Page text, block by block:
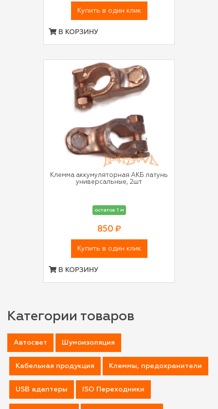
Купить в один клик
В КОРЗИНУ
Клемма аккумуляторная АКБ латунь
универсальные, 2шт
остаток 1 м
850 ₽
Купить в один клик
В КОРЗИНУ
Категории товаров
Автосвет Шумоизоляция
Кабельная продукция Клеммы, предохранители
USB адаптеры ISO Переходники